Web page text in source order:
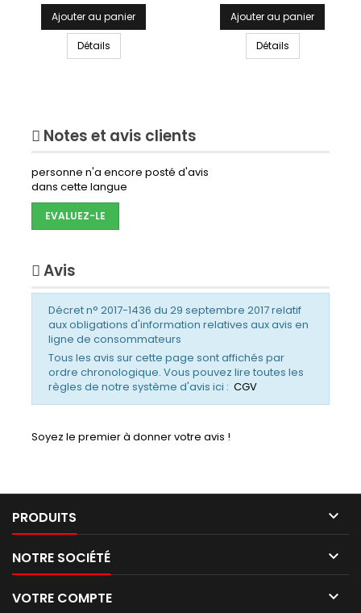
Ajouter au panier
Détails
Ajouter au panier
Détails
Notes et avis clients
personne n'a encore posté d'avis
dans cette langue
EVALUEZ-LE
Avis
Décret n° 2017-1436 du 29 septembre 2017 relatif
aux obligations d'information relatives aux avis en
ligne de consommateurs
Tous les avis sur cette page sont affichés par
ordre chronologique. Vous pouvez lire toutes les
règles de notre système d'avis ici : CGV
Soyez le premier à donner votre avis !
PRODUITS 
NOTRE SOCIÉTÉ 
VOTRE COMPTE 